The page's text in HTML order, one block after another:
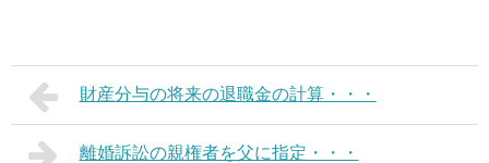
財産分与の将来の退職金の計算・・・
離婚訴訟の親権者を父に指定・・・